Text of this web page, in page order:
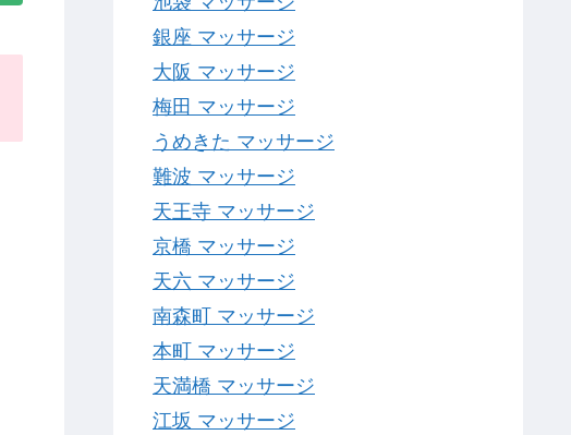
銀座 マッサージ
大阪 マッサージ
梅田 マッサージ
うめきた マッサージ
難波 マッサージ
天王寺 マッサージ
京橋 マッサージ
天六 マッサージ
南森町 マッサージ
本町 マッサージ
天満橋 マッサージ
江坂 マッサージ